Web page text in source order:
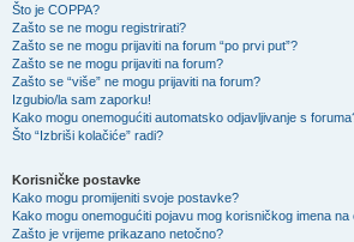
Što je COPPA?
Zašto se ne mogu registrirati?
Zašto se ne mogu prijaviti na forum “po prvi put”?
Zašto se ne mogu prijaviti na forum?
Zašto se “više” ne mogu prijaviti na forum?
Izgubio/la sam zaporku!
Kako mogu onemogućiti automatsko odjavljivanje s
Što “Izbriši kolačiće” radi?
Korisničke postavke
Kako mogu promijeniti svoje postavke?
Kako mogu onemogućiti pojavu mog korisničkog imena na
Zašto je vrijeme prikazano netočno?